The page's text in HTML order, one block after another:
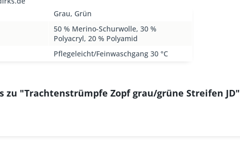
Grau, Grün
50 % Merino-Schurwolle, 30 %
Polyacryl, 20 % Polyamid
Pflegeleicht/Feinwaschgang 30 °C
zu "Trachtenstrümpfe Zopf grau/grüne Streifen JD"